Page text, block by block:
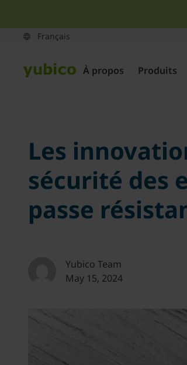
À propos Produits
Les
sécurité des
passe
Yubico Team
May 15, 2024